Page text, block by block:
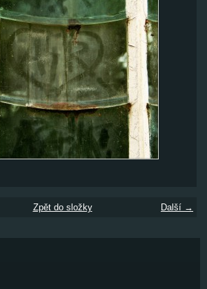
Další →
Zpět do složky